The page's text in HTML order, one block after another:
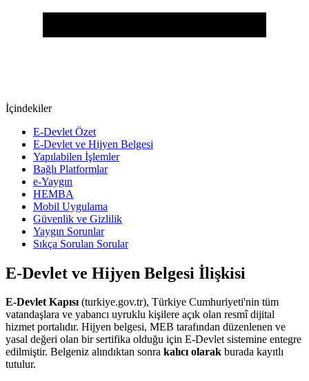
İçindekiler
E-Devlet Özet
E-Devlet ve Hijyen Belgesi
Yapılabilen İşlemler
Bağlı Platformlar
e-Yaygın
HEMBA
Mobil Uygulama
Güvenlik ve Gizlilik
Yaygın Sorunlar
Sıkça Sorulan Sorular
E-Devlet ve Hijyen Belgesi İlişkisi
E-Devlet Kapısı(turkiye.gov.tr), Türkiye Cumhuriyeti'nin tüm
vatandaşlara ve yabancı uyruklu kişilere açık olan resmî dijital
hizmet portalıdır. Hijyen belgesi, MEB tarafından düzenlenen ve
yasal değeri olan bir sertifika olduğu için E-Devlet sistemine entegre
edilmiştir. Belgeniz alındıktan sonra kalıcı olarak burada kayıtlı
tutulur.